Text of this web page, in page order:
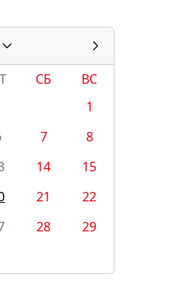
СБ
ВС
1
7
8
14
15
21
22
28
29